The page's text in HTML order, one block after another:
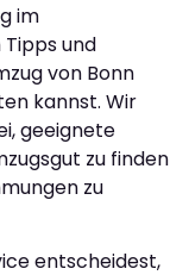
im
und
von Bonn
kannst. Wir
geeignete
zu finden
zu
entscheidest,